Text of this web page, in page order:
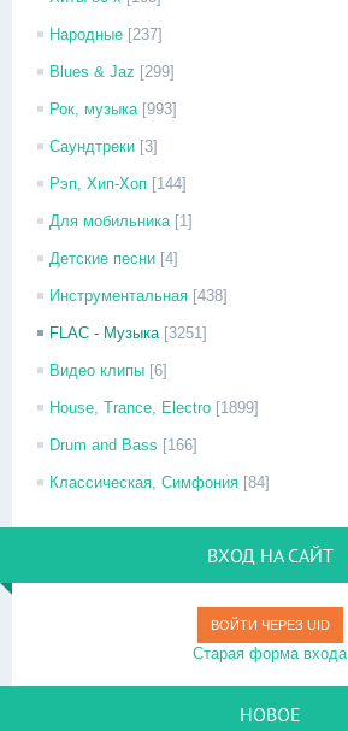
Народные [237]
Blues & Jaz [299]
Рок, музыка [993]
Саундтреки [3]
Рэп, Хип-Хоп [144]
Для мобильника [1]
Детские песни [4]
Инструментальная [438]
FLAC - Музыка [3251]
Видео клипы [6]
House, Trance, Electro [1899]
Drum and Bass [166]
Классическая, Симфония [84]
ВХОД НА САЙТ
ВОЙТИ ЧЕРЕЗ UID
Старая форма входа
НОВОЕ